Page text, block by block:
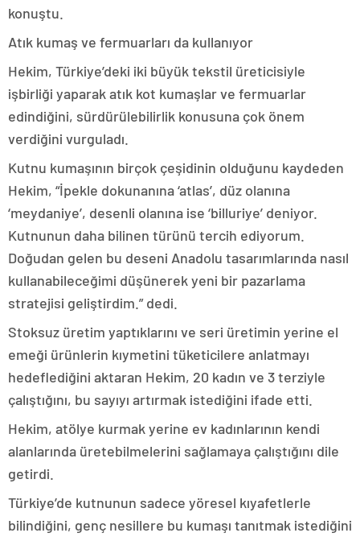
konuştu.
Atık kumaş ve fermuarları da kullanıyor
Hekim, Türkiye’deki iki büyük tekstil üreticisiyle
işbirliği yaparak atık kot kumaşlar ve fermuarlar
edindiğini, sürdürülebilirlik konusuna çok önem
verdiğini vurguladı.
Kutnu kumaşının birçok çeşidinin olduğunu kaydeden
Hekim, “İpekle dokunanına ‘atlas’, düz olanına
‘meydaniye’, desenli olanına ise ‘billuriye’ deniyor.
Kutnunun daha bilinen türünü tercih ediyorum.
Doğudan gelen bu deseni Anadolu tasarımlarında nasıl
kullanabileceğimi düşünerek yeni bir pazarlama
stratejisi geliştirdim.” dedi.
Stoksuz üretim yaptıklarını ve seri üretimin yerine el
emeği ürünlerin kıymetini tüketicilere anlatmayı
hedeflediğini aktaran Hekim, 20 kadın ve 3 terziyle
çalıştığını, bu sayıyı artırmak istediğini ifade etti.
Hekim, atölye kurmak yerine ev kadınlarının kendi
alanlarında üretebilmelerini sağlamaya çalıştığını dile
getirdi.
Türkiye’de kutnunun sadece yöresel kıyafetlerle
bilindiğini, genç nesillere bu kumaşı tanıtmak istediğini